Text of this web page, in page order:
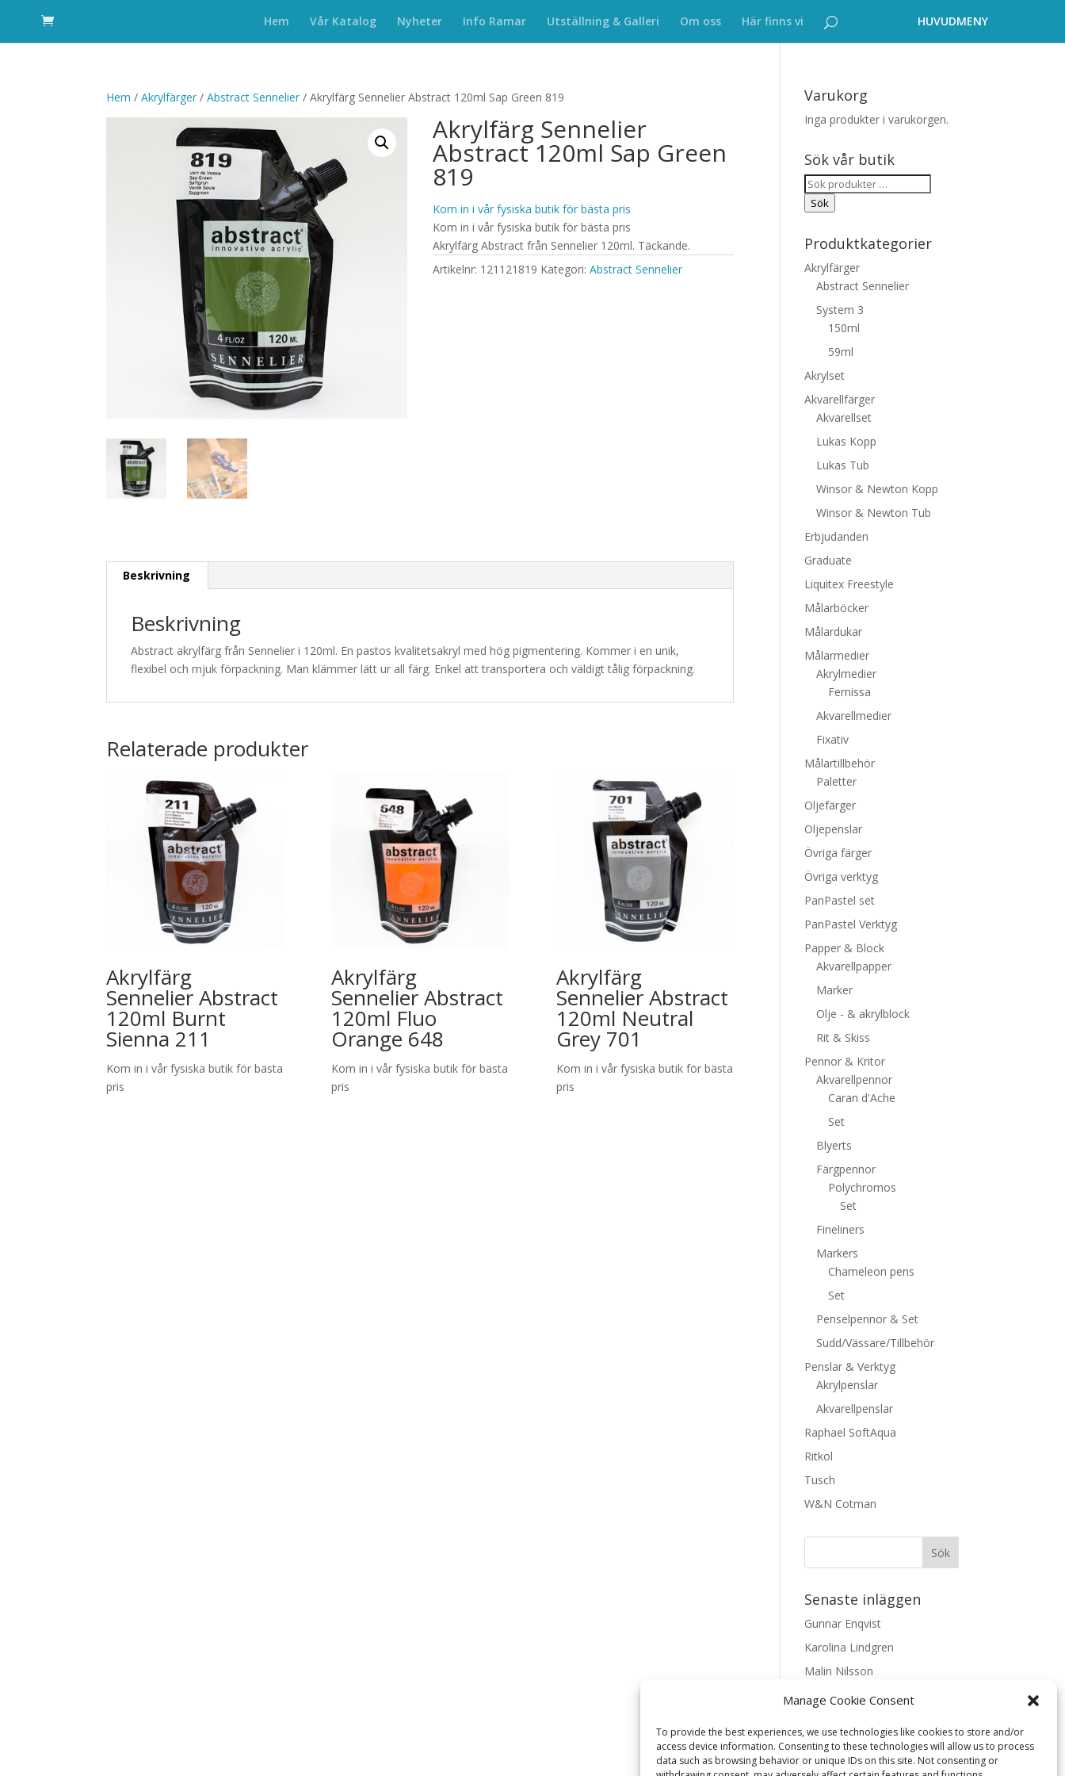
Manage Cookie Consent
To provide the best experiences, we use technologies like cookies to store and/or
access device information. Consenting to these technologies will allow us to process
data such as browsing behavior or unique IDs on this site. Not consenting or
Hem Vår Katalog Nyheter Info Ramar Utställning & Galleri Om oss Här finns vi
Hem /Akrylfärger /Abstract Sennelier / Akrylfärg Sennelier Abstract 120ml Sap Green 819
Akrylfärg Sennelier
Abstract 120ml Sap Green
819
Kom in i vår fysiska butik för bästa pris
Kom in i vår fysiska butik för bästa pris
Akrylfärg Abstract från Sennelier 120ml. Täckande.
Artikelnr: 121121819 Kategori:Abstract Sennelier
Beskrivning
Beskrivning
Abstract akrylfärg från Sennelier i 120ml. En pastos kvalitetsakryl med hög pigmentering. Kommer i en unik,
flexibel och mjuk förpackning. Man klämmer lätt ur all färg. Enkel att transportera och väldigt tålig förpackning.
Relaterade produkter
Akrylfärg
Sennelier Abstract
120ml Burnt
Sienna 211
Kom in i vår fysiska butik för bästa
pris
Akrylfärg
Sennelier Abstract
120ml Fluo
Orange 648
Kom in i vår fysiska butik för bästa
pris
Akrylfärg
Sennelier Abstract
120ml Neutral
Grey 701
Kom in i vår fysiska butik för bästa
pris
Varukorg
Inga produkter i varukorgen.
Sök vår butik
Sök
efter:
Sök
Produktkategorier
Akrylfärger
Abstract Sennelier
System 3
150ml
59ml
Akrylset
Akvarellfärger
Akvarellset
Lukas Kopp
Lukas Tub
Winsor & Newton Kopp
Winsor & Newton Tub
Erbjudanden
Graduate
Liquitex Freestyle
Målarböcker
Målardukar
Målarmedier
Akrylmedier
Fernissa
Akvarellmedier
Fixativ
Målartillbehör
Paletter
Oljefärger
Oljepenslar
Övriga färger
Övriga verktyg
PanPastel set
PanPastel Verktyg
Papper & Block
Akvarellpapper
Marker
Olje - & akrylblock
Rit & Skiss
Pennor & Kritor
Akvarellpennor
Caran d'Ache
Set
Blyerts
Färgpennor
Polychromos
Set
Fineliners
Markers
Chameleon pens
Set
Penselpennor & Set
Sudd/Vässare/Tillbehör
Penslar & Verktyg
Akrylpenslar
Akvarellpenslar
Raphael SoftAqua
Ritkol
Tusch
W&N Cotman
Senaste inläggen
Gunnar Enqvist
Karolina Lindgren
Malin Nilsson
Mattis Skogsskir
Textarkiv